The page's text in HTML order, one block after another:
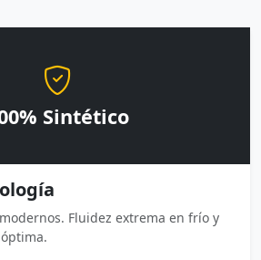
Sintético
Fluidez extrema en frío y